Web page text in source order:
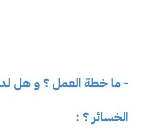
- ما خطة العمل ؟ و هل
الخسائر ؟ :